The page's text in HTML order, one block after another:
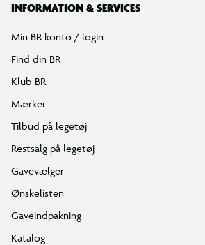
INFORMATION & SERVICES
Min BR konto / login
Find din BR
Klub BR
Mærker
Tilbud på legetøj
Restsalg på legetøj
Gavevælger
Ønskelisten
Gaveindpakning
Katalog